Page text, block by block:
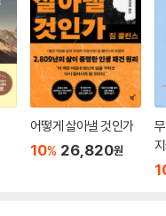
. 스스로를 치유하면 곧 타
치유하는 것이 된다. 친절
유 행위다. 저자는 이 특별한
.
붙잡고 그들 안에 박힌 가장
어떻게 살아낼 것인가
10% 26,820원